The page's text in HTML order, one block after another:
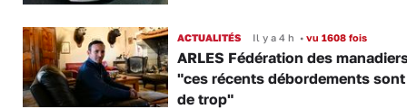
ACTUALITÉS Il y a 4 h •vu 1608 fois
ARLES Fédération des
"ces récents débordements
de trop"